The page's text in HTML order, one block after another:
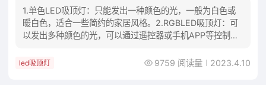
1.单色LED吸顶灯：只能发出一种颜色的光，一般为白色或
暖白色，适合一些简约的家居风格。2.RGBLED吸顶灯：可
以发出多种颜色的光，可以通过遥控器或手机APP等控制器
led吸顶灯 9759 阅读量 2023.4.10